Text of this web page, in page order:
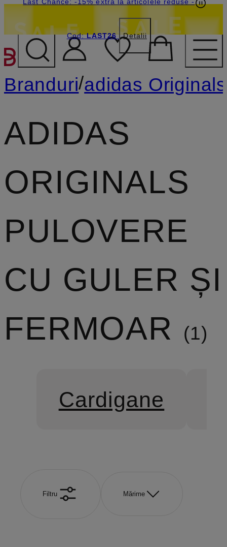
SARI LA CONȚINUTUL
Cod:LAST26 Detalii
Branduri/adidas Originals
ADIDAS
ORIGINALS
PULOVERE
CU GULER ȘI
FERMOAR
1
Cardigane
Filtru Mărime